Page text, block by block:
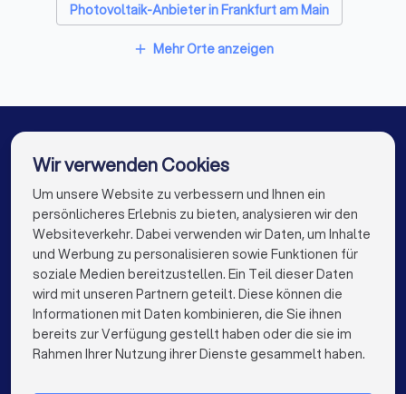
Photovoltaik-Anbieter in Frankfurt am Main
Photovoltaik-Anbieter in Stuttgart
Photovoltaik-Anbieter in Essen
Photovoltaik-Anbieter in Bremen
Photovoltaik-Anbieter in Nürnberg
Photovoltaik-Anbieter in Dresden
Photovoltaik-Anbieter in Hannover
Photovoltaik-Anbieter in Leipzig
add Mehr Orte anzeigen
Die besten Photovoltaik-Anbieter für Sie
info@trustlocal.de
FÜR PRIVATPERSONEN
Wir verwenden Cookies
Um unsere Website zu verbessern und Ihnen ein
persönlicheres Erlebnis zu bieten, analysieren wir den
Websiteverkehr. Dabei verwenden wir Daten, um Inhalte
und Werbung zu personalisieren sowie Funktionen für
soziale Medien bereitzustellen. Ein Teil dieser Daten
wird mit unseren Partnern geteilt. Diese können die
Informationen mit Daten kombinieren, die Sie ihnen
bereits zur Verfügung gestellt haben oder die sie im
Rahmen Ihrer Nutzung ihrer Dienste gesammelt haben.